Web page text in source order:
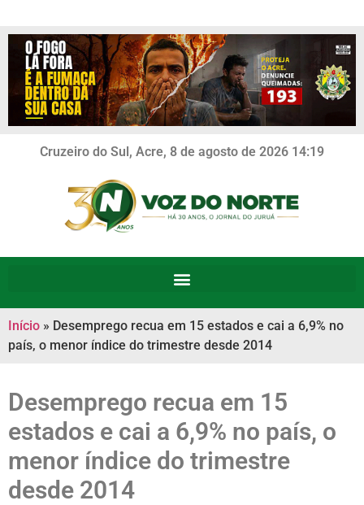
Cruzeiro do Sul, Acre, 8 de agosto de 2026 14:19
Início » Desemprego recua em 15 estados e cai a 6,9% no
país, o menor índice do trimestre desde 2014
Desemprego recua em 15
estados e cai a 6,9% no país, o
menor índice do trimestre
desde 2014